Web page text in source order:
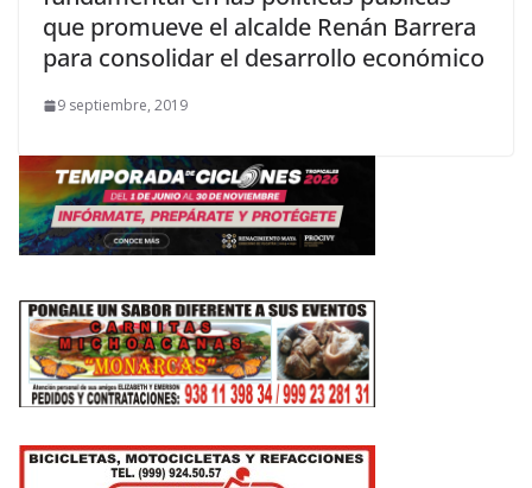
que promueve el alcalde Renán Barrera
para consolidar el desarrollo económico
9 septiembre, 2019